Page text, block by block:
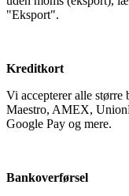
"Eksport".
Kreditkort
Vi accepterer alle større
Maestro, AMEX,
Google Pay og mere.
Bankoverførsel